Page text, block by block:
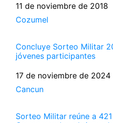
Fecha
11 de noviembre de 2018
Respecto a
Cozumel
Concluye Sorteo Militar
jóvenes participantes
Fecha
17 de noviembre de 2024
Respecto a
Cancun
Sorteo Militar reúne a